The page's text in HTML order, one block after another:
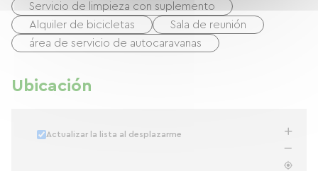
Servicio de limpieza con suplemento
Alquiler de bicicletas
Sala de reunión
área de servicio de autocaravanas
Ubicación
Actualizar la lista al desplazarme